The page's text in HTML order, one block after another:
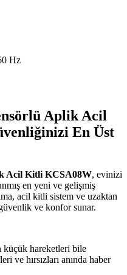
Hz
Aplik Acil
En Üst
Acil Kitli KCSA08W, evinizi
en yeni ve gelişmiş
acil kitli sistem ve uzaktan
ve konfor sunar.
küçük hareketleri bile
ve hırsızları anında haber